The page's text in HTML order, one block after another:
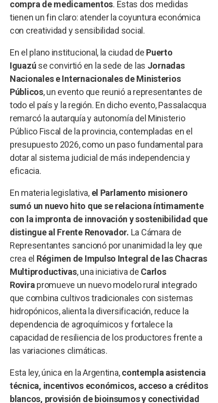
compra de medicamentos. Estas dos medidas
tienen un fin claro: atender la coyuntura económica
con creatividad y sensibilidad social.
En el plano institucional, la ciudad de Puerto
Iguazú se convirtió en la sede de las Jornadas
Nacionales e Internacionales de Ministerios
Públicos, un evento que reunió a representantes de
todo el país y la región. En dicho evento, Passalacqua
remarcó la autarquía y autonomía del Ministerio
Público Fiscal de la provincia, contempladas en el
presupuesto 2026, como un paso fundamental para
dotar al sistema judicial de más independencia y
eficacia.
En materia legislativa, el Parlamento misionero
sumó un nuevo hito que se relaciona íntimamente
con la impronta de innovación y sostenibilidad que
distingue al Frente Renovador. La Cámara de
Representantes sancionó por unanimidad la ley que
crea el Régimen de Impulso Integral de las Chacras
Multiproductivas, una iniciativa de Carlos
Rovira promueve un nuevo modelo rural integrado
que combina cultivos tradicionales con sistemas
hidropónicos, alienta la diversificación, reduce la
dependencia de agroquímicos y fortalece la
capacidad de resiliencia de los productores frente a
las variaciones climáticas.
Esta ley, única en la Argentina,contempla asistencia
técnica, incentivos económicos, acceso a créditos
blancos, provisión de bioinsumos y conectividad